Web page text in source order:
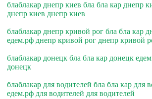
блаблакар днепр киев бла бла кар днепр
днепр киев днепр киев
блаблакар днепр кривой рог бла бла кар
едем.рф днепр кривой рог днепр кривой
блаблакар донецк бла бла кар донецк
донецк
блаблакар для водителей бла бла кар для
едем.рф для водителей для водителей